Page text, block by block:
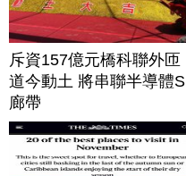
斥資157億元橋科聯外匝
道今動土 將串聯半導體S
廊帶